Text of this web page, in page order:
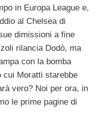
in Europa League e,
al Chelsea di
dimissioni a fine
rilancia Dodò, ma
con la bomba
Moratti starebbe
vero? Noi per ora, in
le prime pagine di